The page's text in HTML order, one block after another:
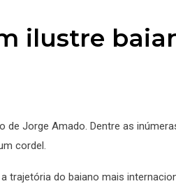
ilustre
de Jorge Amado. Dentre as
cordel.
trajetória do baiano mais